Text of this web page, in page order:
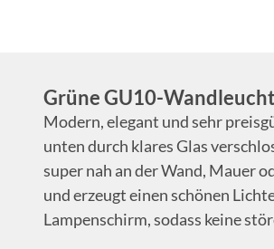
Grüne GU10-
Modern, elegant und sehr
unten durch klares Glas
super nah an der Wand, Mauer
und erzeugt einen schönen
Lampenschirm, sodass keine